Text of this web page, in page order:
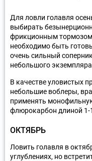
Для ловли голавля
выбирать
фрикционным
необходимо быть
очень сильный
небольшого
В качестве уловистых
небольшие воблеры,
применять
флюрокарбон длиной 1-
ОКТЯБРЬ
Ловить голавля в
углублениях, но